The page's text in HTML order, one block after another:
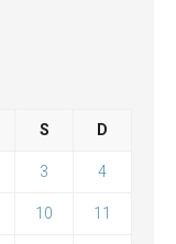
S D
3 4
10 11